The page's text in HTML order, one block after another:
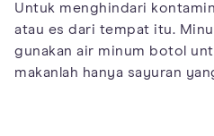
Untuk menghindari
atau es dari tempat itu.
gunakan air minum botol
makanlah hanya sayuran